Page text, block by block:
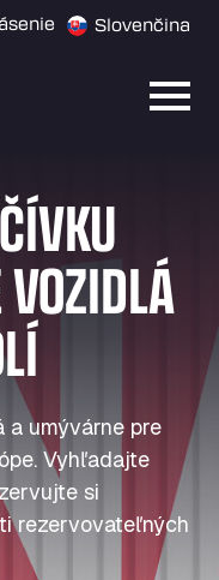
Slovenčina
a umývárne pre
Vyhľadajte
si
rezervovateľných